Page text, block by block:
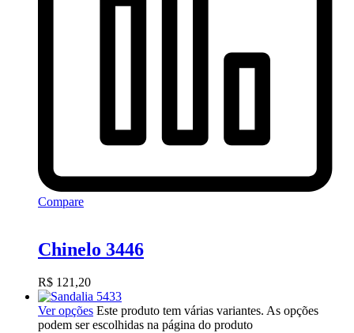
Compare
Chinelo 3446
R$ 121,20
Ver opções Este produto tem várias variantes. As opções
podem ser escolhidas na página do produto